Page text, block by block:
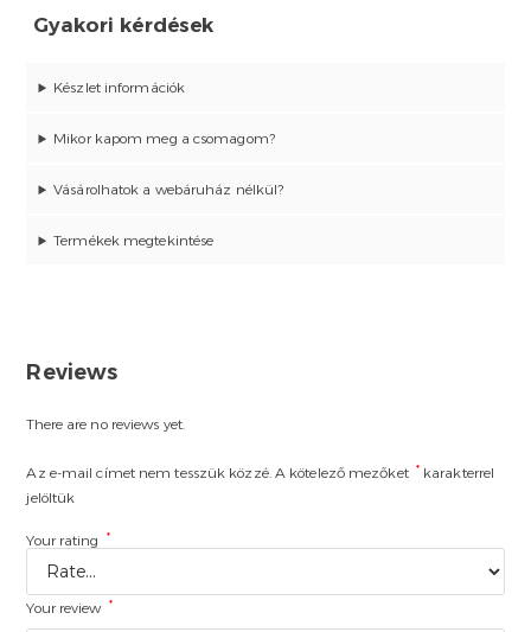
Gyakori kérdések
Készlet információk
Mikor kapom meg a csomagom?
Vásárolhatok a webáruház nélkül?
Termékek megtekintése
Reviews
There are no reviews yet.
Az e-mail címet nem tesszük közzé. A kötelező mezőket *karakterrel
jelöltük
Your rating *
Your review *